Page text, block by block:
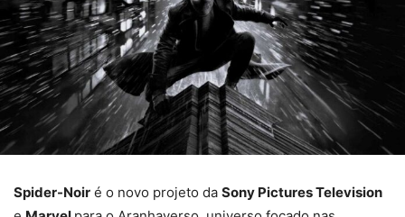
Spider-Noir é o novo projeto da Sony Pictures Television